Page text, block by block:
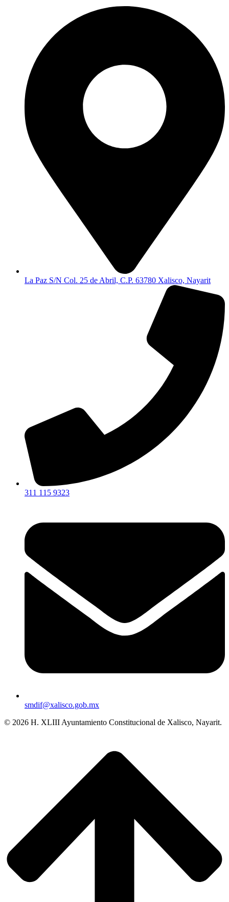
La Paz S/N Col. 25 de Abril, C.P. 63780 Xalisco, Nayarit
311 115 9323
smdif@xalisco.gob.mx
© 2026 H. XLIII Ayuntamiento Constitucional de Xalisco, Nayarit.